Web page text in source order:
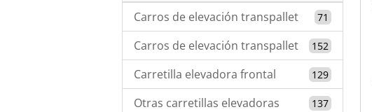
Carros de elevación transpallet 71
Carros de elevación transpallet 152
Carretilla elevadora frontal 129
Otras carretillas elevadoras 137